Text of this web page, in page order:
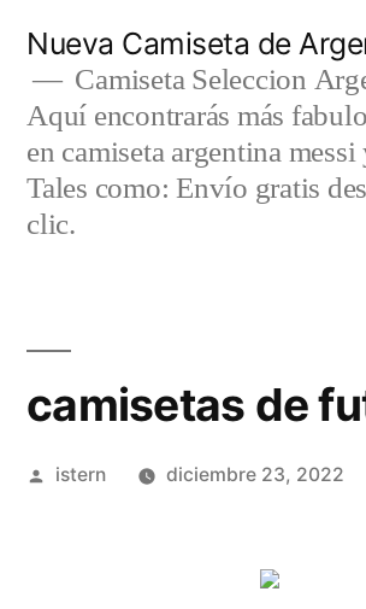
contenido
Nueva Camiseta de
Camiseta Seleccion
Aquí encontrarás más
en camiseta argentina
Tales como: Envío gratis
clic.
camisetas de
Publicado
istern diciembre 23, 2022